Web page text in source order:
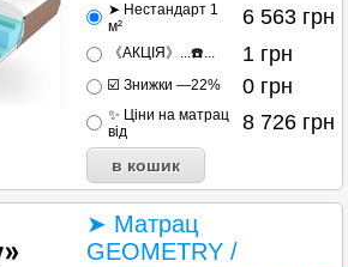
➤ Нестандарт 1
м²
6 563 грн
《АКЦІЯ》...☎️... 1 грн
☑️ Знижки —22% 0 грн
✨ Ціни на матрац
від
8 726 грн
➤ Матрац
GEOMETRY /